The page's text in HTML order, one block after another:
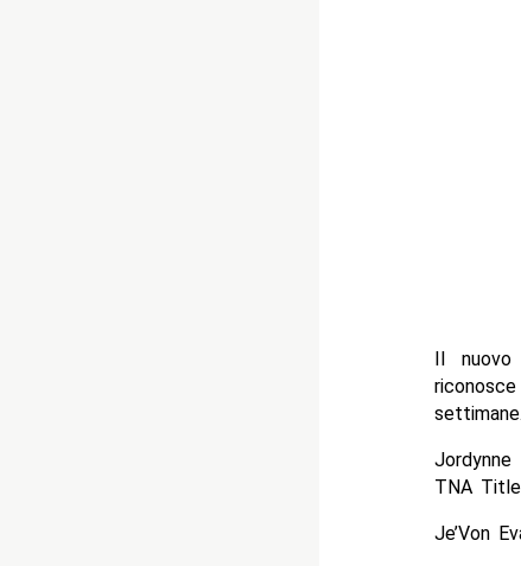
Il nuovo
settimane.
TNA
Je’Von